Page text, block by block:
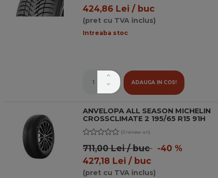
424,86 Lei / buc
(pret cu TVA inclus)
Intreaba stoc
ADAUGA IN COS!
ANVELOPA ALL SEASON MICHELIN
CROSSCLIMATE 2 195/65 R15 91H
(0 review-uri)
711,00 Lei / buc-40 %
427,18 Lei / buc
(pret cu TVA inclus)